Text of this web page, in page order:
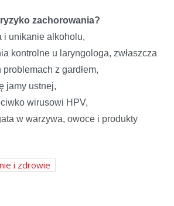
zachorowania?
unikanie alkoholu,
kontrolne u laryngologa, zwłaszcza
z gardłem,
jamy ustnej,
wirusowi HPV,
w warzywa, owoce i produkty
i zdrowie